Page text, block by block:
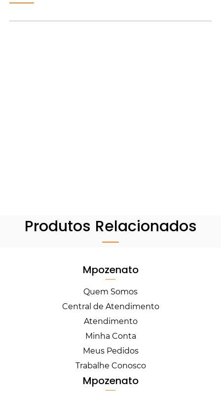
Produtos Relacionados
Mpozenato
Quem Somos
Central de Atendimento
Atendimento
Minha Conta
Meus Pedidos
Trabalhe Conosco
Mpozenato